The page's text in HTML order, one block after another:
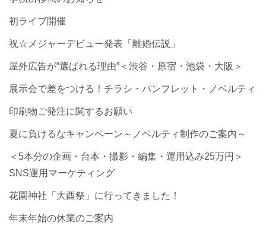
初ライブ開催
祝☆メジャーデビュー発表「離婚伝説」
屋外広告が“選ばれる理由”＜渋谷・原宿・池袋・大阪＞
展示会で差をつける！チラシ・パンフレット・ノベルティ
印刷物ご発注に関するお願い
夏に負けるなキャンペーン～ノベルティ制作のご案内～
＜5本分の企画・台本・撮影・編集・運用込み25万円＞
SNS運用マーケティング
花園神社「大酉祭」に行ってきました！
年末年始の休業のご案内